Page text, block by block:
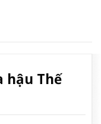
hậu Thế